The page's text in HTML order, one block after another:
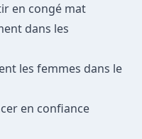
en congé mat
dans les
les femmes dans le
en confiance